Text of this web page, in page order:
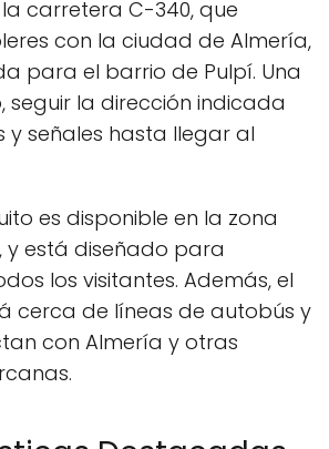
carretera C-340, que
con la ciudad de Almería,
para el barrio de Pulpí. Una
seguir la dirección indicada
y señales hasta llegar al
es disponible en la zona
y está diseñado para
los visitantes. Además, el
cerca de líneas de autobús y
con Almería y otras